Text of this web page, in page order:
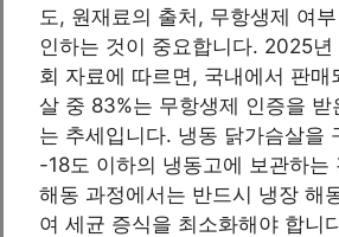
도, 원재료의 출처, 무항생제 여
인하는 것이 중요합니다. 2025년
회 자료에 따르면, 국내에서 판매
살 중 83%는 무항생제 인증을 받
는 추세입니다. 냉동 닭가슴살을
-18도 이하의 냉동고에 보관하는
해동 과정에서는 반드시 냉장 해
여 세균 증식을 최소화해야 합니